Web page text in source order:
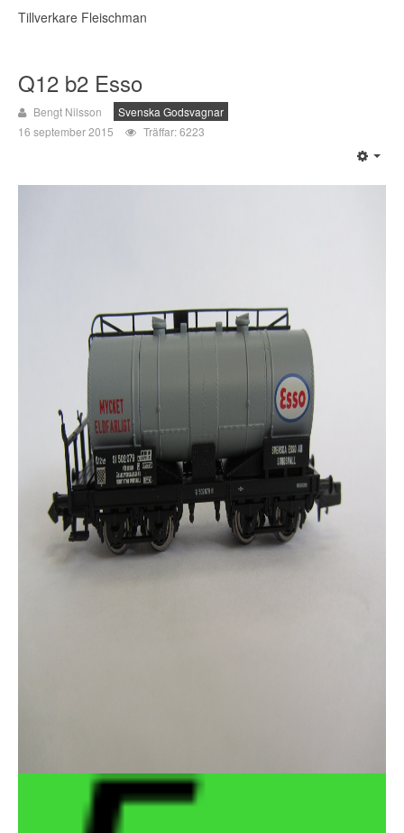
Tillverkare Fleischman
Q12 b2 Esso
Bengt Nilsson
Svenska Godsvagnar
16 september 2015
Träffar: 6223